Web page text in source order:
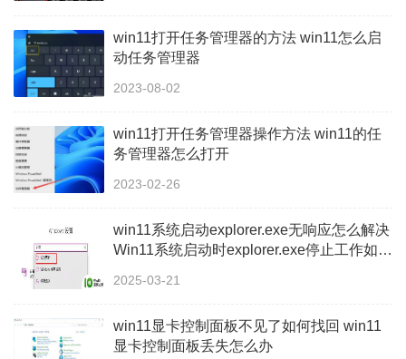
win11打开任务管理器的方法 win11怎么启
动任务管理器
2023-08-02
win11打开任务管理器操作方法 win11的任
务管理器怎么打开
2023-02-26
win11系统启动explorer.exe无响应怎么解决
Win11系统启动时explorer.exe停止工作如何
2025-03-21
win11显卡控制面板不见了如何找回 win11
显卡控制面板丢失怎么办